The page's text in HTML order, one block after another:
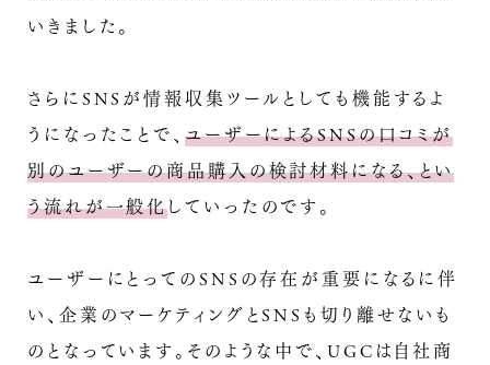
いきました。
さらにSNSが情報収集ツールとしても機能するよ
うになったことで、 ユーザーによるSNSの口コミが
別のユーザーの商品購入の検討材料になる、とい
う流れが一般化していったのです。
ユーザーにとってのSNSの存在が重要になるに伴
い、企業のマーケティングとSNSも切り離せないも
のとなっています。そのような中で、UGCは自社商